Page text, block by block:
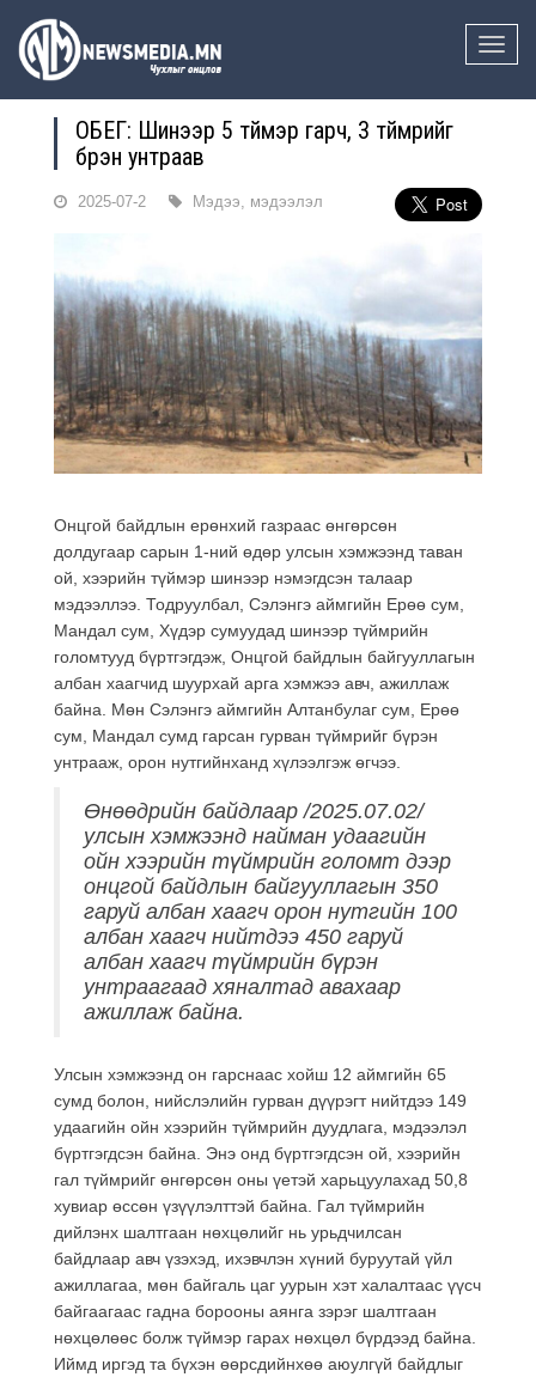
Toggle
ОБЕГ: Шинээр 5 түймэр гарч, 3 түймрийг
бүрэн унтраав
2025-07-2 Мэдээ, мэдээлэл
Онцгой байдлын ерөнхий газраас өнгөрсөн
долдугаар сарын 1-ний өдөр улсын хэмжээнд таван
ой, хээрийн түймэр шинээр нэмэгдсэн талаар
мэдээллээ. Тодруулбал, Сэлэнгэ аймгийн Ерөө сум,
Мандал сум, Хүдэр сумуудад шинээр түймрийн
голомтууд бүртгэгдэж, Онцгой байдлын байгууллагын
албан хаагчид шуурхай арга хэмжээ авч, ажиллаж
байна. Мөн Сэлэнгэ аймгийн Алтанбулаг сум, Ерөө
сум, Мандал сумд гарсан гурван түймрийг бүрэн
унтрааж, орон нутгийнханд хүлээлгэж өгчээ.
Өнөөдрийн байдлаар /2025.07.02/
улсын хэмжээнд найман удаагийн
ойн хээрийн түймрийн голомт дээр
онцгой байдлын байгууллагын 350
гаруй албан хаагч орон нутгийн 100
албан хаагч нийтдээ 450 гаруй
албан хаагч түймрийн бүрэн
унтраагаад хяналтад авахаар
ажиллаж байна.
Улсын хэмжээнд он гарснаас хойш 12 аймгийн 65
сумд болон, нийслэлийн гурван дүүрэгт нийтдээ 149
удаагийн ойн хээрийн түймрийн дуудлага, мэдээлэл
бүртгэгдсэн байна. Энэ онд бүртгэгдсэн ой, хээрийн
гал түймрийг өнгөрсөн оны үетэй харьцуулахад 50,8
хувиар өссөн үзүүлэлттэй байна. Гал түймрийн
дийлэнх шалтгаан нөхцөлийг нь урьдчилсан
байдлаар авч үзэхэд, ихэвчлэн хүний буруутай үйл
ажиллагаа, мөн байгаль цаг уурын хэт халалтаас үүсч
байгаагаас гадна борооны аянга зэрэг шалтгаан
нөхцөлөөс болж түймэр гарах нөхцөл бүрдээд байна.
Иймд иргэд та бүхэн өөрсдийнхөө аюулгүй байдлыг